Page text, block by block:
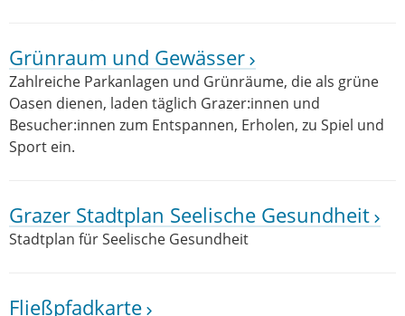
Grünraum und Gewässer
Zahlreiche Parkanlagen und Grünräume, die als grüne
Oasen dienen, laden täglich Grazer:innen und
Besucher:innen zum Entspannen, Erholen, zu Spiel und
Sport ein.
Grazer Stadtplan Seelische Gesundheit
Stadtplan für Seelische Gesundheit
Fließpfadkarte